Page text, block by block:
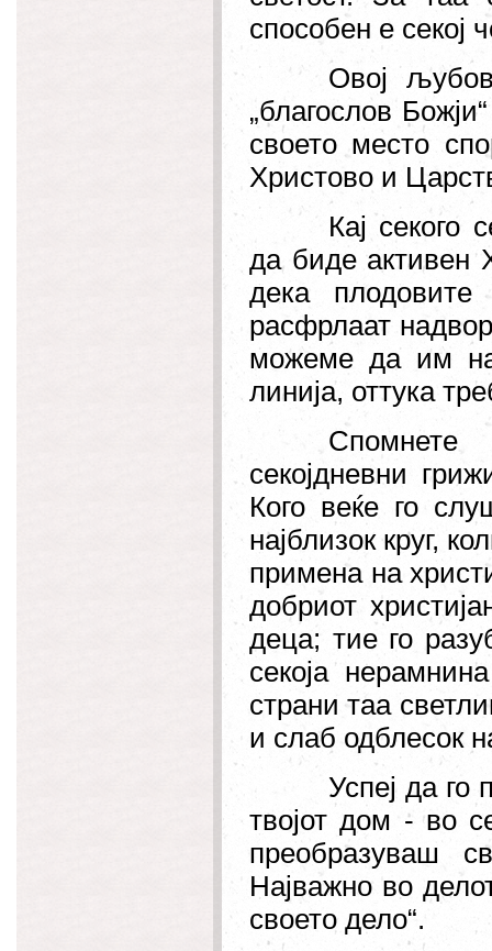
способен е секој
Овој
„благослов Божји
своето место
Христово и
Кај секого
да биде активен
дека
расфрлаат
можеме да им
линија, оттука
секојдневни
Кого веќе го
најблизок круг,
примена на
добриот
деца; тие го
секоја
страни таа
и слаб одблесок
Успеј да
твојот дом - во
преобразуваш
Најважно во
своето дело“.